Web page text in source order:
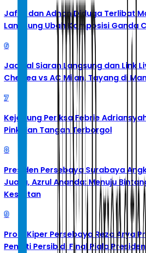
Jafar dan Adnan Diduga Terlibat
Langsung Ubah Komposisi Ganda
6
Jadwal Siaran Langsung dan Link
Chelsea vs AC Milan, Tayang di
7
Kejagung Periksa Febrie
Pink dan Tangan Terborgol
8
Presiden Persebaya Surabaya
Juara, Azrul Ananda: Menuju
Kesulitan
9
Profil Kiper Persebaya Reza Arya
Penalti Persib di Final Piala